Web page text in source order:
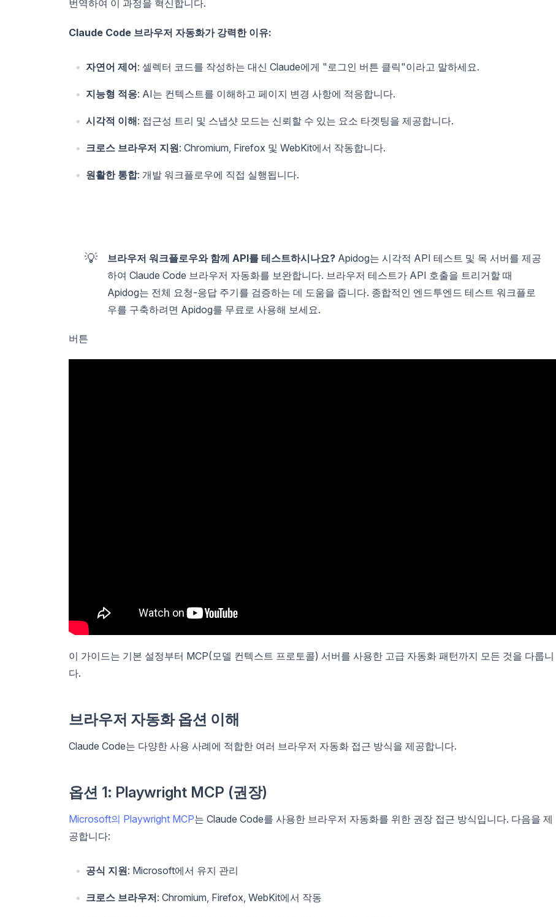
번역하여 이 과정을 혁신합니다.
Claude Code 브라우저 자동화가 강력한 이유:
자연어 제어: 셀렉터 코드를 작성하는 대신 Claude에게 "로그인 버튼 클릭"이라고 말하세요.
지능형 적응: AI는 컨텍스트를 이해하고 페이지 변경 사항에 적응합니다.
시각적 이해: 접근성 트리 및 스냅샷 모드는 신뢰할 수 있는 요소 타겟팅을 제공합니다.
크로스 브라우저 지원: Chromium, Firefox 및 WebKit에서 작동합니다.
원활한 통합: 개발 워크플로우에 직접 실행됩니다.
💡 브라우저 워크플로우와 함께 API를 테스트하시나요? Apidog는 시각적 API 테스트 및 목 서버를 제공
하여 Claude Code 브라우저 자동화를 보완합니다. 브라우저 테스트가 API 호출을 트리거할 때
Apidog는 전체 요청-응답 주기를 검증하는 데 도움을 줍니다. 종합적인 엔드투엔드 테스트 워크플로
우를 구축하려면 Apidog를 무료로 사용해 보세요.
버튼
이 가이드는 기본 설정부터 MCP(모델 컨텍스트 프로토콜) 서버를 사용한 고급 자동화 패턴까지 모든 것을 다룹니
다.
브라우저 자동화 옵션 이해
Claude Code는 다양한 사용 사례에 적합한 여러 브라우저 자동화 접근 방식을 제공합니다.
옵션 1: Playwright MCP (권장)
Microsoft의 Playwright MCP는 Claude Code를 사용한 브라우저 자동화를 위한 권장 접근 방식입니다. 다음을 제
공합니다:
공식 지원: Microsoft에서 유지 관리
크로스 브라우저: Chromium, Firefox, WebKit에서 작동